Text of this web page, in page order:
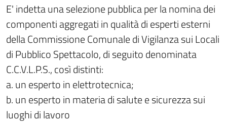
E' indetta una selezione pubblica per la nomina dei
componenti aggregati in qualità di esperti esterni
della Commissione Comunale di Vigilanza sui Locali
di Pubblico Spettacolo, di seguito denominata
C.C.V.L.P.S., così distinti:
a. un esperto in elettrotecnica;
b. un esperto in materia di salute e sicurezza sui
luoghi di lavoro